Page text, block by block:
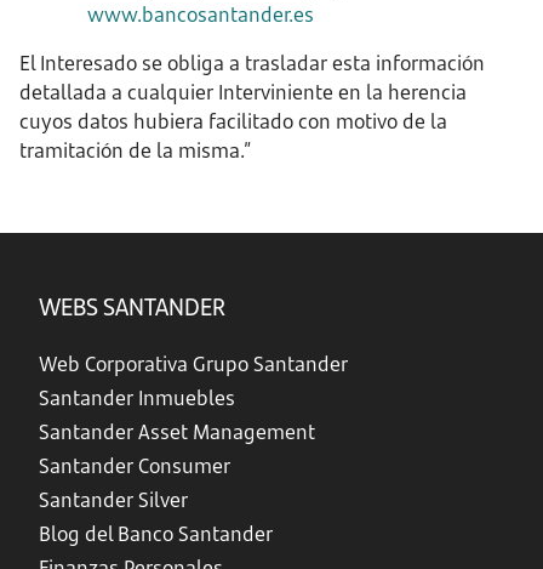
www.bancosantander.es
El Interesado se obliga a trasladar esta información
detallada a cualquier Interviniente en la herencia
cuyos datos hubiera facilitado con motivo de la
tramitación de la misma.”
WEBS SANTANDER
Web Corporativa Grupo Santander
Santander Inmuebles
Santander Asset Management
Santander Consumer
Santander Silver
Blog del Banco Santander